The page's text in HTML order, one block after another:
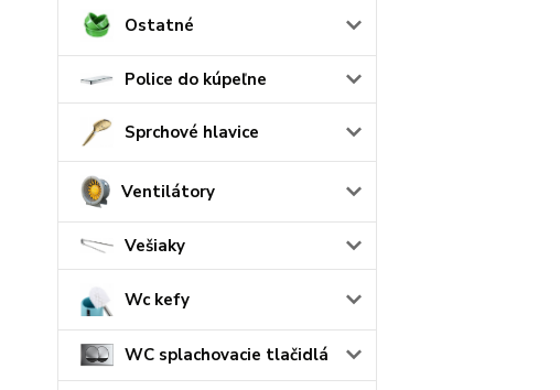
Ostatné
Police do kúpeľne
Sprchové hlavice
Ventilátory
Vešiaky
Wc kefy
WC splachovacie tlačidlá